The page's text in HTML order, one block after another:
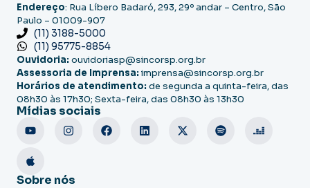
Endereço: Rua Líbero Badaró, 293, 29º andar – Centro, São
Paulo – 01009-907
(11) 3188-5000
(11) 95775-8854
Ouvidoria: ouvidoriasp@sincorsp.org.br
Assessoria de Imprensa: imprensa@sincorsp.org.br
Horários de atendimento: de segunda a quinta-feira, das
08h30 às 17h30; Sexta-feira, das 08h30 às 13h30
Mídias sociais
Sobre nós